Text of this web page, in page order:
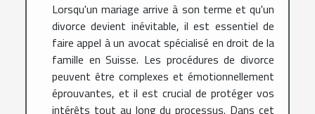
Lorsqu'un mariage arrive à son terme et qu'un
divorce devient inévitable, il est essentiel de
faire appel à un avocat spécialisé en droit de la
famille en Suisse. Les procédures de divorce
peuvent être complexes et émotionnellement
éprouvantes, et il est crucial de protéger vos
intérêts tout au long du processus. Dans cet